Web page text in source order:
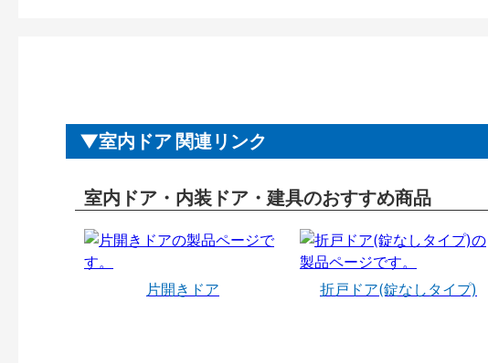
室内ドア 関連リンク
室内ドア・内装ドア・建具のおすすめ商品
片開きドア 折戸ドア(錠なしタイプ)